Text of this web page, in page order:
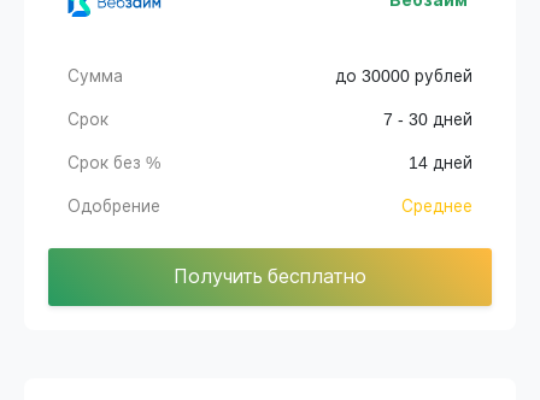
Сумма до 30000 рублей
Срок 7 - 30 дней
Срок без % 14 дней
Одобрение Среднее
Получить бесплатно